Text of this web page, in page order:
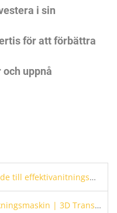
i sin
för att förbättra
uppnå
Film Box Inpackningsutrustning